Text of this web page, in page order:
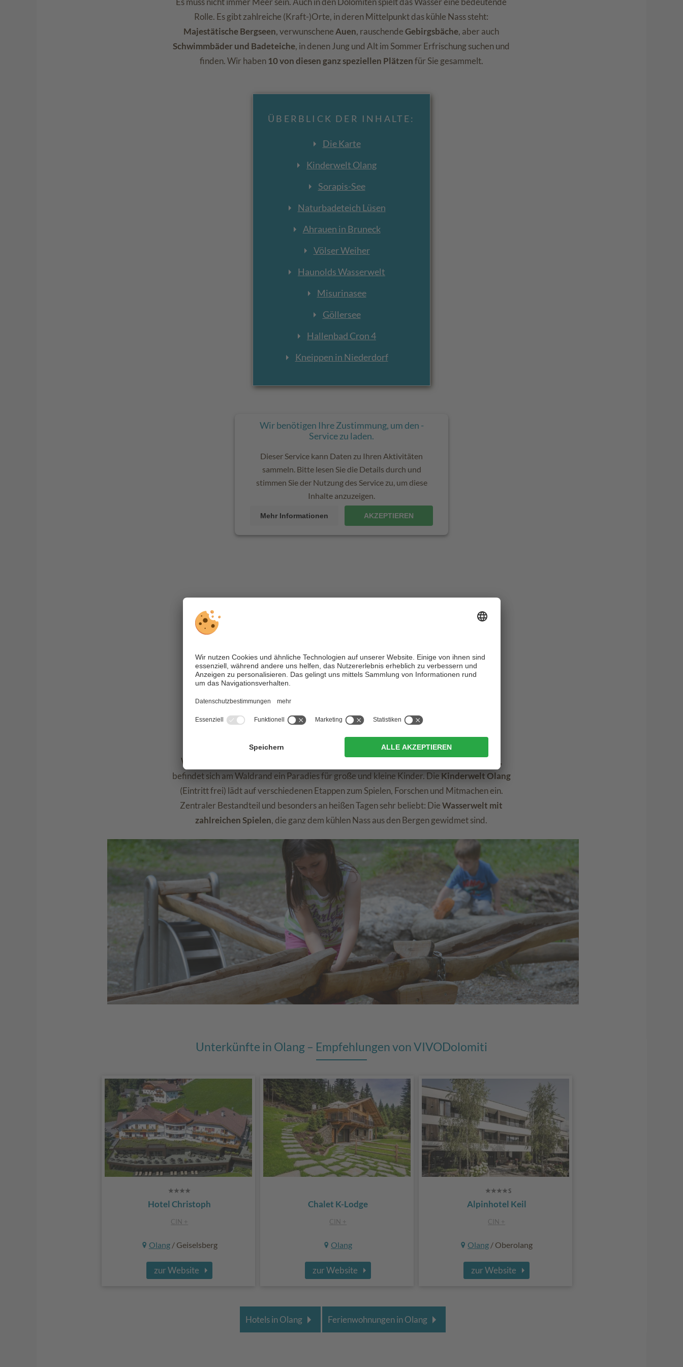
Rolle. Es gibt zahlreiche (Kraft-)Orte, in deren Mittelpunkt das kühle Nass steht:
Majestätische Bergseen, verwunscheneAuen, rauschendeGebirgsbäche, aber auch
Schwimmbäder und Badeteiche, in denen Jung und Alt im Sommer Erfrischung suchen und
finden. Wir haben 10 von diesen ganz speziellen Plätzenfür Sie gesammelt.
ÜBERBLICK DER INHALTE:
Die Karte
Kinderwelt Olang
Sorapis-See
Naturbadeteich Lüsen
Ahrauen in Bruneck
Völser Weiher
Haunolds Wasserwelt
Misurinasee
Göllersee
Hallenbad Cron 4
Kneippen in Niederdorf
Wir benötigen Ihre Zustimmung, um den -
Service zu laden.
Dieser Service kann Daten zu Ihren Aktivitäten
sammeln. Bitte lesen Sie die Details durch und
stimmen Sie der Nutzung des Service zu, um diese
Inhalte anzuzeigen.
Mehr Informationen AKZEPTIEREN
Kinderwelt Olang
Wenige Gehminuten von
entfernt und auf mehrere Hundert Meter verteilt,
befindet sich am Waldrand ein Paradies für große und kleine Kinder. Die Kinderwelt Olang
(Eintritt frei) lädt auf verschiedenen Etappen zum Spielen, Forschen und Mitmachen ein.
Zentraler Bestandteil und besonders an heißen Tagen sehr beliebt: DieWasserwelt mit
zahlreichen Spielen, die ganz dem kühlen Nass aus den Bergen gewidmet sind.
Unterkünfte in Olang – Empfehlungen von VIVODolomiti
Hotel Christoph
CIN +
Olang/ Geiselsberg
zur Website
Chalet K-Lodge
CIN +
Olang
zur Website
Alpinhotel Keil
CIN +
Olang / Oberolang
zur Website
Hotels in Olang Ferienwohnungen in Olang